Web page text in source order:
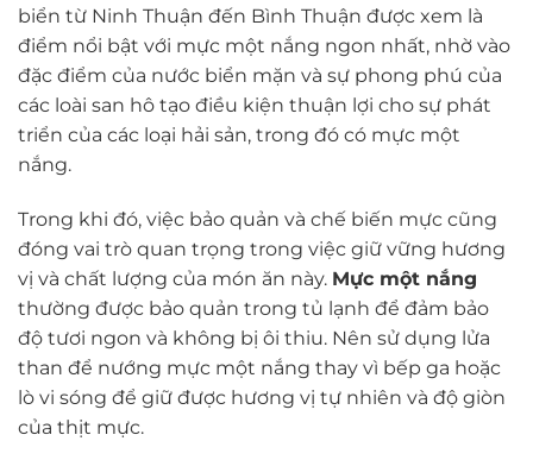
biển từ Ninh Thuận đến Bình Thuận được xem là
điểm nổi bật với mực một nắng ngon nhất, nhờ vào
đặc điểm của nước biển mặn và sự phong phú của
các loài san hô tạo điều kiện thuận lợi cho sự phát
triển của các loại hải sản, trong đó có mực một
nắng.
Trong khi đó, việc bảo quản và chế biến mực cũng
đóng vai trò quan trọng trong việc giữ vững hương
vị và chất lượng của món ăn này. Mực một nắng
thường được bảo quản trong tủ lạnh để đảm bảo
độ tươi ngon và không bị ôi thiu. Nên sử dụng lửa
than để nướng mực một nắng thay vì bếp ga hoặc
lò vi sóng để giữ được hương vị tự nhiên và độ giòn
của thịt mực.